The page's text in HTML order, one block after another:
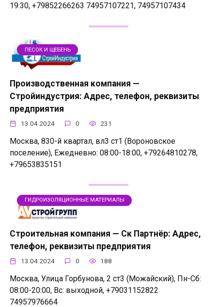
19:30, +79852266263 74957107221, 74957107434
ПЕСОК И ЩЕБЕНЬ
Производственная компания —
Стройиндустрия: Адрес, телефон, реквизиты
предприятия
13.04.2024 0 231
Москва, 830-й квартал, вл3 ст1 (Вороновское
поселение), Ежедневно: 08:00-18:00, +79264810278,
+79653835151
ГИДРОИЗОЛЯЦИОННЫЕ МАТЕРИАЛЫ
Строительная компания — Ск Партнёр: Адрес,
телефон, реквизиты предприятия
13.04.2024 0 188
Москва, Улица Горбунова, 2 ст3 (Можайский), Пн-Сб:
08:00-20:00, Вс: выходной, +79031152822
74957976664